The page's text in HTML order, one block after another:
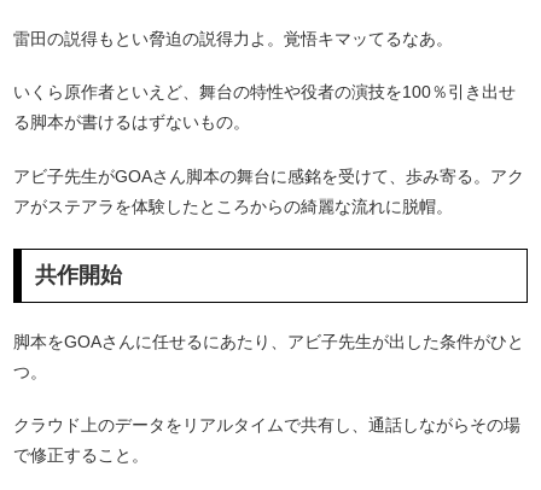
雷田の説得もとい脅迫の説得力よ。覚悟キマッてるなあ。
いくら原作者といえど、舞台の特性や役者の演技を100％引き出せ
る脚本が書けるはずないもの。
アビ子先生がGOAさん脚本の舞台に感銘を受けて、歩み寄る。アク
アがステアラを体験したところからの綺麗な流れに脱帽。
共作開始
脚本をGOAさんに任せるにあたり、アビ子先生が出した条件がひと
つ。
クラウド上のデータをリアルタイムで共有し、通話しながらその場
で修正すること。